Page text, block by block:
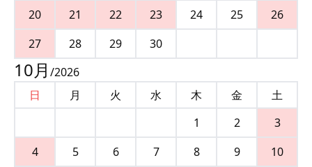
20
21 22 23 24 25
26
27
28 29 30
10月 /2026
日
月 火 水 木 金
土
1
2
3
4
5 6 7 8 9
10